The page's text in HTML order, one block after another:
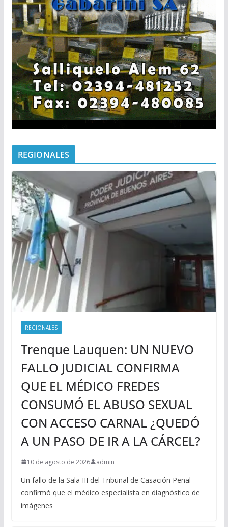
REGIONALES
REGIONALES
Trenque Lauquen: UN NUEVO
FALLO JUDICIAL CONFIRMA
QUE EL MÉDICO FREDES
CONSUMÓ EL ABUSO SEXUAL
CON ACCESO CARNAL ¿QUEDÓ
A UN PASO DE IR A LA CÁRCEL?
10 de agosto de 2026 admin
Un fallo de la Sala III del Tribunal de Casación Penal
confirmó que el médico especialista en diagnóstico de
imágenes